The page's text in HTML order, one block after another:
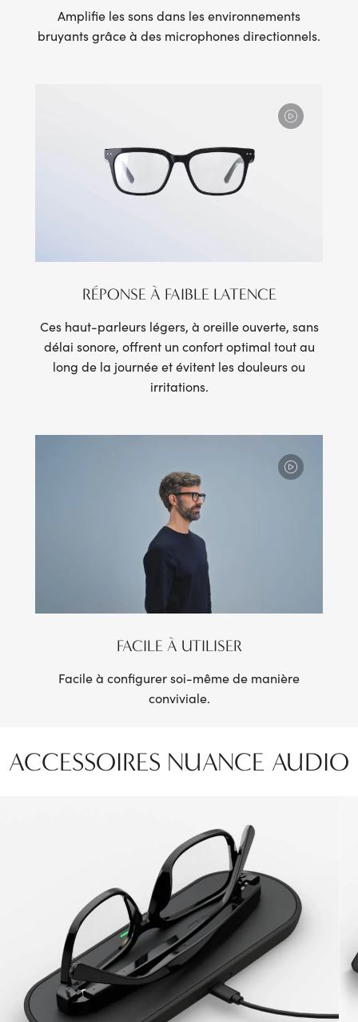
Amplifie les sons dans les environnements
bruyants grâce à des microphones directionnels.
RÉPONSE À FAIBLE LATENCE
Ces haut-parleurs légers, à oreille ouverte, sans
délai sonore, offrent un confort optimal tout au
long de la journée et évitent les douleurs ou
irritations.
FACILE À UTILISER
Facile à configurer soi-même de manière
conviviale.
ACCESSOIRES NUANCE AUDIO